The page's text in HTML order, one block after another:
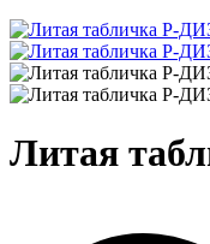
Литая